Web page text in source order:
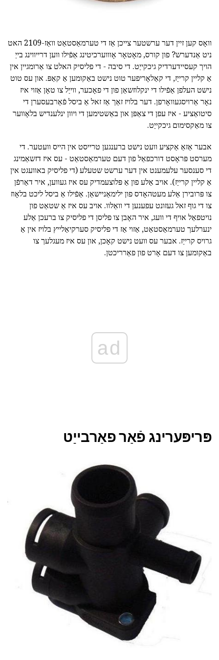
וואָס קען זיין דער ערשטער צייכן אַז די טערמאַסטאַט וואַז-2109 האט
ניט אַנדערש? פון קורס, מאָטאָר אָוווערכיטינג אַפֿילו ווען דרייווינג בייַ
הויך קעסיידערדיק גיכקייַט. די סיבה - די פליסיק האלט צו אַרומגיין אין
אַ קליין קרייַז, די קאַלאָריפער טוט נישט באַקומען אַ קאַפּ. און עס טוט
נישט העלפן אַפֿילו די ינקלוזשאַן פון די פאָכער, ווייַל צו טאָן אַזוי איז
נאָר אַרויסגעוואָרפן. דער בלויז זאַך אַז זאל אַ ביסל פֿאַרבעסערן די
סיטואַציע - איז עפן די צאַפּן און באַשטימען די ויוון ינלענדיש בלאָווער
צו מאַקסימום גיכקייַט.
אבער אַזאַ אַקציע וועט נישט ברענגען טרייסט אין הייס וועטער. די
מערסט פּראָסט דורכפאַל פון דעם טערמאַסטאַט - עס איז דזשאַמינג
די סענסער עלעמענט אין דער ערשט שטעלע (די פליסיק באוועגט אין
אַ קליין קרייַז). אויב אַלע פון אַ פּלוצעמדיק עס איז געווען, איר דאַרפֿן
צו פּרובירן אַלע מעטהאָדס פון ילימאַניישאַן. אַפֿילו אַ ביסל ליכט בלאָוז
צו די גוף זאל געזונט עפענען די וואַלוו. אויב עס איז אַ שטאַט פון
נויטפאַל אויף די וועג, איר האָבן צו פליסן די פליסיק צו ברעכן אַלע
ינערלעך טערמאַסטאַט, אַזוי אַז די פליסיק סערקיאַלייץ בלויז אין אַ
גרויס קרייַז. אבער עס וועט נישט קאָכן, און עס איז מעגלעך צו
באַקומען צו דעם אָרט פון פאַרריכטן.
ad
פּריפּערינג פֿאַר פאַרבייַט